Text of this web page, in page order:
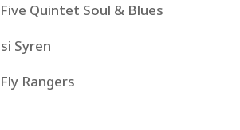
Quintet Soul & Blues
Syren
Rangers